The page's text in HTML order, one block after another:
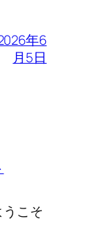
年6
月5日
こそ